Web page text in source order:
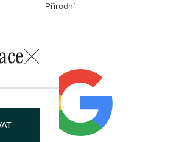
KAMENE
PROHLÉDNOUT
Přírodní